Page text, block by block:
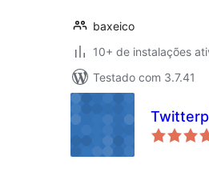
baxeico
10+ de instalações
Testado com 3.7.41